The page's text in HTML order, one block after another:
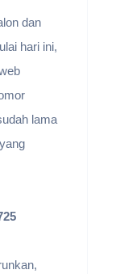
dan
hari ini,
lama